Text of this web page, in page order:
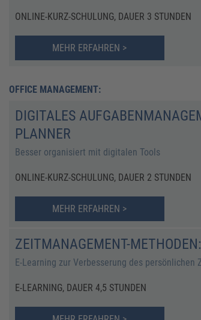
ONLINE-KURZ-SCHULUNG, DAUER 3 STUNDEN
MEHR ERFAHREN >
OFFICE MANAGEMENT:
DIGITALES
PLANNER
Besser organisiert mit digitalen Tools
ONLINE-KURZ-SCHULUNG, DAUER 2 STUNDEN
MEHR ERFAHREN >
ZEITMANAGEMENT-
E-Learning zur Verbesserung des persönlichen
E-LEARNING, DAUER 4,5 STUNDEN